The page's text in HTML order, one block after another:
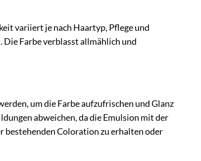
variiert je nach Haartyp, Pflege und
Die Farbe verblasst allmählich und
um die Farbe aufzufrischen und Glanz
abweichen, da die Emulsion mit der
bestehenden Coloration zu erhalten oder